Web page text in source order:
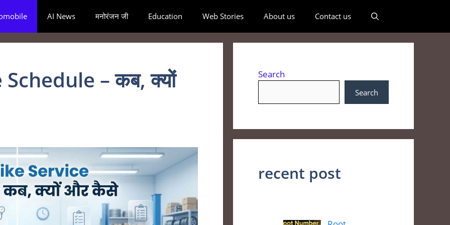
AI News मनोरंजन जी Education Web Stories About us Contact us
– कब, क्यों
Search
Search
recent post